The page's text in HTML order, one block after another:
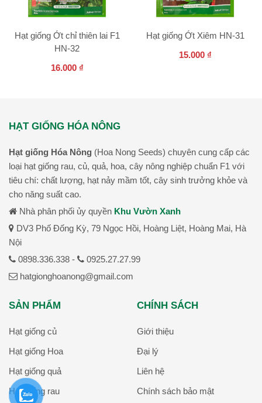
Hạt giống Ớt chỉ thiên lai F1
HN-32
16.000 ₫
Hạt giống Ớt Xiêm HN-31
15.000 ₫
HẠT GIỐNG HÓA NÔNG
Hạt giống Hóa Nông (Hoa Nong Seeds) chuyên cung cấp các
loại hạt giống rau, củ, quả, hoa, cây nông nghiệp chuẩn F1 với
tiêu chí: chất lượng, hạt nảy mầm tốt, cây sinh trưởng khỏe và
cho năng suất cao.
Nhà phân phối ủy quyền Khu Vườn Xanh
DV3 Phố Đống Kỳ, 79 Ngọc Hồi, Hoàng Liệt, Hoàng Mai, Hà
Nội
0898.336.338 -
0925.27.27.99
hatgionghoanong@gmail.com
SẢN PHẨM
Hạt giống củ
Hạt giống Hoa
Hạt giống quả
Hạt giống rau
CHÍNH SÁCH
Giới thiệu
Đại lý
Liên hệ
Chính sách bảo mật